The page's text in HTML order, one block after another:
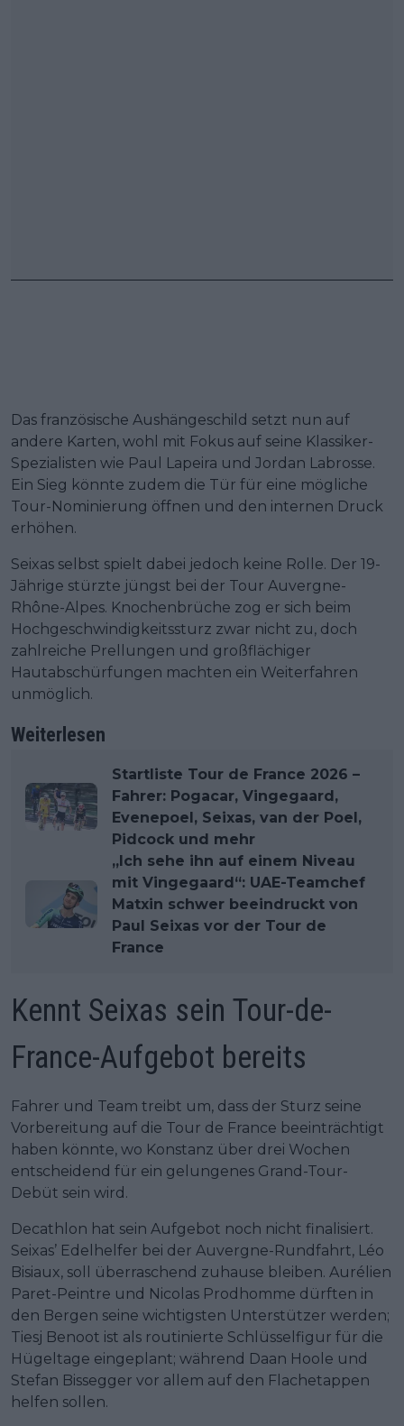
Das französische Aushängeschild setzt nun auf
andere Karten, wohl mit Fokus auf seine Klassiker-
Spezialisten wie Paul Lapeira und Jordan Labrosse.
Ein Sieg könnte zudem die Tür für eine mögliche
Tour-Nominierung öffnen und den internen Druck
erhöhen.
Seixas selbst spielt dabei jedoch keine Rolle. Der 19-
Jährige stürzte jüngst bei der Tour Auvergne-
Rhône-Alpes. Knochenbrüche zog er sich beim
Hochgeschwindigkeitssturz zwar nicht zu, doch
zahlreiche Prellungen und großflächiger
Hautabschürfungen machten ein Weiterfahren
unmöglich.
Weiterlesen
Startliste Tour de France 2026 –
Fahrer: Pogacar, Vingegaard,
Evenepoel, Seixas, van der Poel,
Pidcock und mehr
„Ich sehe ihn auf einem Niveau
mit Vingegaard“: UAE-Teamchef
Matxin schwer beeindruckt von
Paul Seixas vor der Tour de
France
Kennt Seixas sein Tour-de-
France-Aufgebot bereits
Fahrer und Team treibt um, dass der Sturz seine
Vorbereitung auf die Tour de France beeinträchtigt
haben könnte, wo Konstanz über drei Wochen
entscheidend für ein gelungenes Grand-Tour-
Debüt sein wird.
Decathlon hat sein Aufgebot noch nicht finalisiert.
Seixas’ Edelhelfer bei der Auvergne-Rundfahrt, Léo
Bisiaux, soll überraschend zuhause bleiben. Aurélien
Paret-Peintre und Nicolas Prodhomme dürften in
den Bergen seine wichtigsten Unterstützer werden;
Tiesj Benoot ist als routinierte Schlüsselfigur für die
Hügeltage eingeplant; während Daan Hoole und
Stefan Bissegger vor allem auf den Flachetappen
helfen sollen.